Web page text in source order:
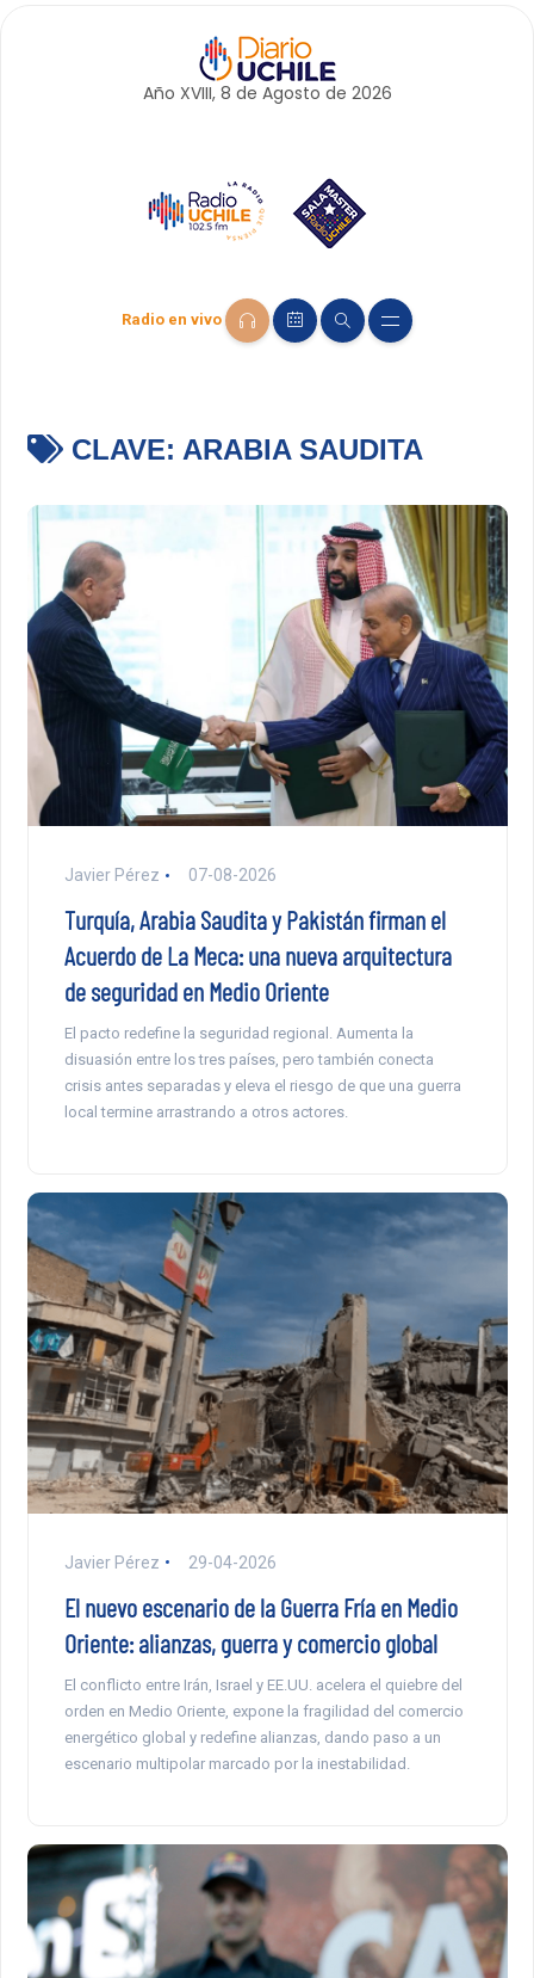
Año XVIII, 8 de Agosto de 2026
Radio en vivo
CLAVE: ARABIA SAUDITA
Javier Pérez 07-08-2026
Turquía, Arabia Saudita y Pakistán firman el
Acuerdo de La Meca: una nueva arquitectura
de seguridad en Medio Oriente
El pacto redefine la seguridad regional. Aumenta la
disuasión entre los tres países, pero también conecta
crisis antes separadas y eleva el riesgo de que una guerra
local termine arrastrando a otros actores.
Javier Pérez 29-04-2026
El nuevo escenario de la Guerra Fría en Medio
Oriente: alianzas, guerra y comercio global
El conflicto entre Irán, Israel y EE.UU. acelera el quiebre del
orden en Medio Oriente, expone la fragilidad del comercio
energético global y redefine alianzas, dando paso a un
escenario multipolar marcado por la inestabilidad.